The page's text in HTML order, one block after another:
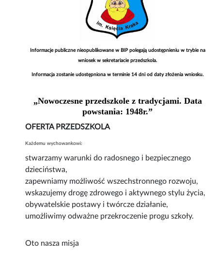
Informacje publiczne nieopublikowane w BIP polegają udostępnieniu w trybie na
wniosek w sekretariacie przedszkola.
Informacja zostanie udostępniona w terminie 14 dni od daty złożenia wniosku.
„Nowoczesne przedszkole z tradycjami. Data
powstania: 1948r.”
OFERTA PRZEDSZKOLA
Każdemu wychowankowi:
stwarzamy warunki do radosnego i bezpiecznego
dzieciństwa,
zapewniamy możliwość wszechstronnego rozwoju,
wskazujemy drogę zdrowego i aktywnego stylu życia,
obywatelskie postawy i twórcze działanie,
umożliwimy odważne przekroczenie progu szkoły.
Oto nasza misja